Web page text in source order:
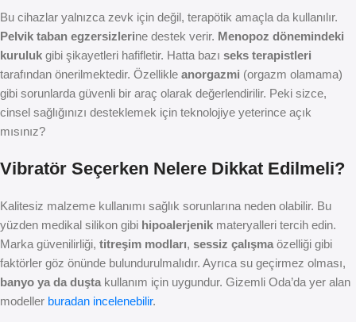
Bu cihazlar yalnızca zevk için değil, terapötik amaçla da kullanılır.
Pelvik taban egzersizlerine destek verir. Menopoz dönemindeki
kuruluk gibi şikayetleri hafifletir. Hatta bazı seks terapistleri
tarafından önerilmektedir. Özellikle anorgazmi (orgazm olamama)
gibi sorunlarda güvenli bir araç olarak değerlendirilir. Peki sizce,
cinsel sağlığınızı desteklemek için teknolojiye yeterince açık
mısınız?
Vibratör Seçerken Nelere Dikkat Edilmeli?
Kalitesiz malzeme kullanımı sağlık sorunlarına neden olabilir. Bu
yüzden medikal silikon gibi hipoalerjenik materyalleri tercih edin.
Marka güvenilirliği, titreşim modları, sessiz çalışmaözelliği gibi
faktörler göz önünde bulundurulmalıdır. Ayrıca su geçirmez olması,
banyo ya da duştakullanım için uygundur. Gizemli Oda’da yer alan
modeller buradan incelenebilir.